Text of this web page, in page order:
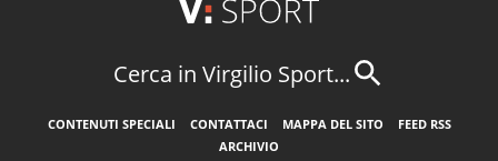
Cerca in Virgilio Sport...
CONTENUTI SPECIALI CONTATTACI MAPPA DEL SITO
FEED RSS
ARCHIVIO